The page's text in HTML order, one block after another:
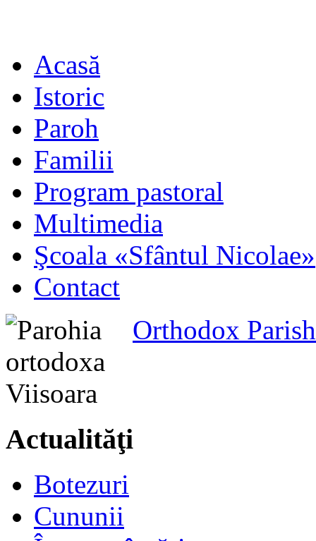
Acasă
Istoric
Paroh
Familii
Program pastoral
Multimedia
Şcoala «Sfântul Nicolae»
Contact
Orthodox
Actualităţi
Botezuri
Cununii